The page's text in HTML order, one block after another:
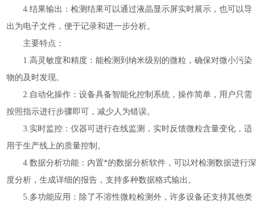
4.结果输出：检测结果可以通过液晶显示屏实时展示，也可以导
出为电子文件，便于记录和进一步分析。
主要特点：
1.高灵敏度和精度：能检测到纳米级别的微粒，确保对微小污染
物的及时发现。
2.自动化操作：设备具备智能化控制系统，操作简单，用户只需
按照指示进行步骤即可，减少人为错误。
3.实时监控：仪器可进行在线监测，实时反馈微粒含量变化，适
用于生产线上的质量控制。
4.数据分析功能：内置*的数据分析软件，可以对检测数据进行深
度分析，生成详细的报告，支持多种数据格式输出。
5.多功能应用：除了不溶性微粒检测外，许多设备还支持其他类